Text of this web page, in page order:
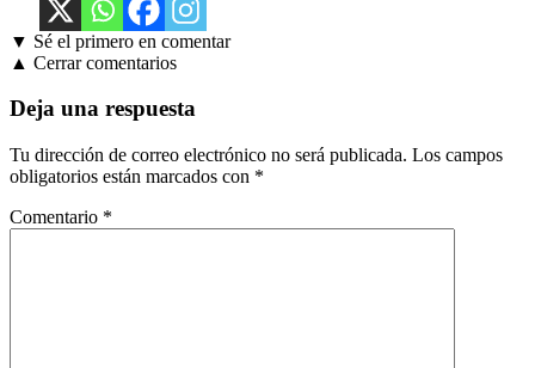
▼ Sé el primero en comentar
▲ Cerrar comentarios
Deja una respuesta
Tu dirección de correo electrónico no será publicada. Los campos
obligatorios están marcados con *
Comentario *